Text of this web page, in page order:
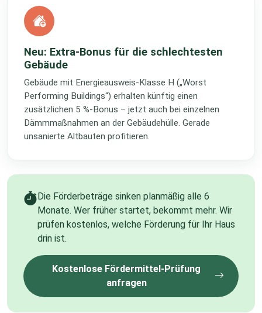
Neu: Extra-Bonus für die schlechtesten
Gebäude
Gebäude mit Energieausweis-Klasse H („Worst
Performing Buildings“) erhalten künftig einen
zusätzlichen 5 %-Bonus – jetzt auch bei einzelnen
Dämmmaßnahmen an der Gebäudehülle. Gerade
unsanierte Altbauten profitieren.
Die Förderbeträge sinken planmäßig alle 6
Monate. Wer früher startet, bekommt mehr. Wir
prüfen kostenlos, welche Förderung für Ihr Haus
drin ist.
Kostenlose Fördermittel-Prüfung
anfragen